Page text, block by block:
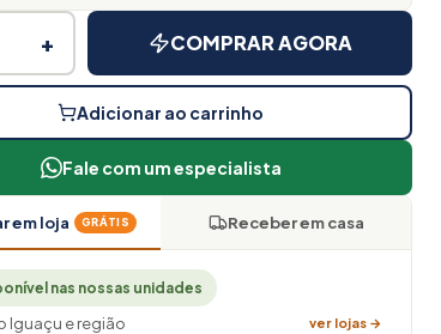
+ COMPRAR AGORA
Adicionar ao carrinho
Fale com um especialista
em loja GRÁTIS Receber em casa
nas nossas unidades
Iguaçu e região ver lojas →